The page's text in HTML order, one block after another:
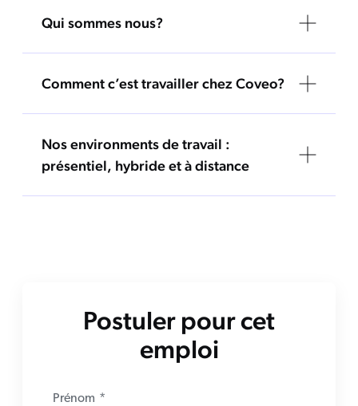
Qui sommes nous?
Comment c’est travailler chez Coveo?
Nos environments de travail :
présentiel, hybride et à distance
Postuler pour cet
emploi
Prénom *